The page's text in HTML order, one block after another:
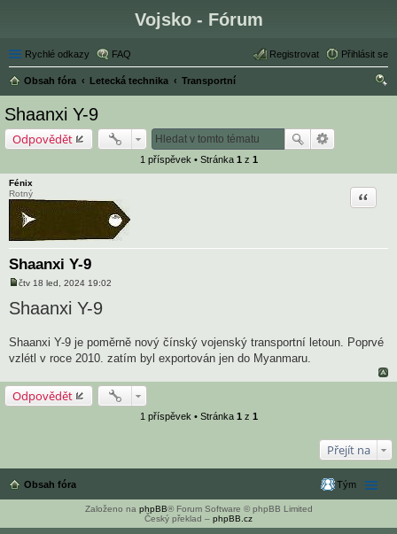
Vojsko - Fórum
Rychlé odkazy FAQ Přihlásit se
Registrovat
Obsah fóra Letecká technika
Transportní
Shaanxi Y-9
Odpovědět
1 příspěvek • Stránka 1 z 1
Fénix
Rotný
Shaanxi Y-9
Citace
ř
í
ě
v
e
čtv 18 led, 2024 19:02
Shaanxi Y-9
Shaanxi Y-9 je poměrně nový čínský vojenský transportní letoun. Poprvé
vzlétl v roce 2010. zatím byl exportován jen do Myanmaru.
Odpovědět
1 příspěvek • Stránka 1 z 1
Přejít na
Obsah fóra Tým
Založeno na phpBB® Forum Software © phpBB Limited
Český překlad – phpBB.cz